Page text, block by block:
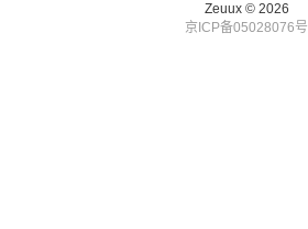
Zeuux © 2026
京ICP备05028076号